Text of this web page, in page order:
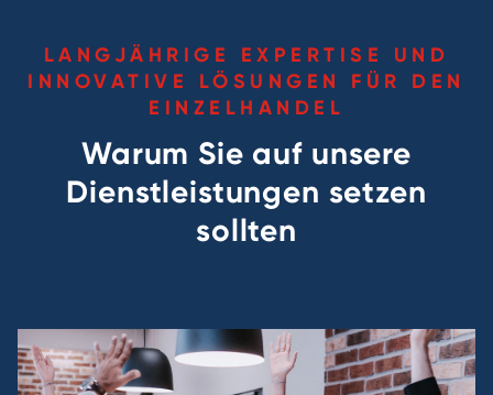
LANGJÄHRIGE EXPERTISE UND
INNOVATIVE LÖSUNGEN FÜR DEN
EINZELHANDEL
Warum Sie auf unsere
Dienstleistungen setzen
sollten